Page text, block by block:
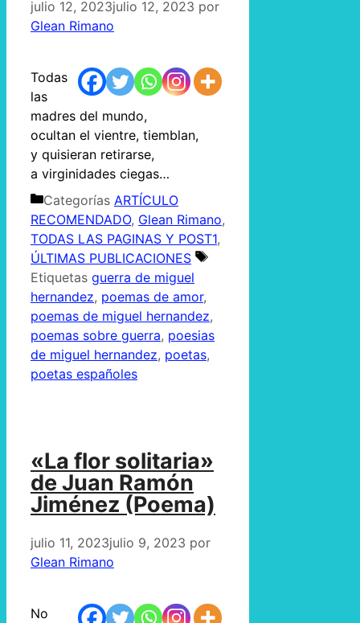
julio 12, 2023julio 12, 2023 por
Glean Rimano
Todas
las
madres del mundo,
ocultan el vientre, tiemblan,
y quisieran retirarse,
a virginidades ciegas…
Categorías ARTÍCULO
RECOMENDADO, Glean Rimano,
TODAS LAS PAGINAS Y POST1,
ÚLTIMAS PUBLICACIONES
Etiquetas guerra de miguel
hernandez, poemas de amor,
poemas de miguel hernandez,
poemas sobre guerra, poesias
de miguel hernandez, poetas,
poetas españoles
«La flor solitaria»
de Juan Ramón
Jiménez (Poema)
julio 11, 2023julio 9, 2023 por
Glean Rimano
No